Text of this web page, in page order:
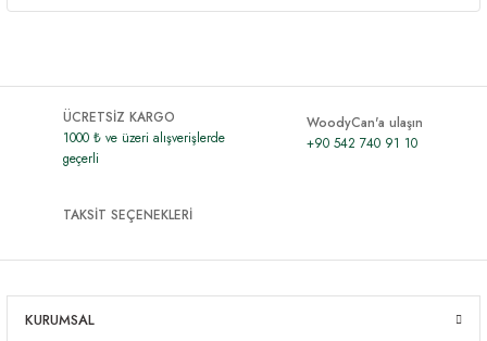
ÜCRETSİZ KARGO
1000 ₺ ve üzeri alışverişlerde
geçerli
WoodyCan'a ulaşın
+90 542 740 91 10
TAKSİT SEÇENEKLERİ
KURUMSAL